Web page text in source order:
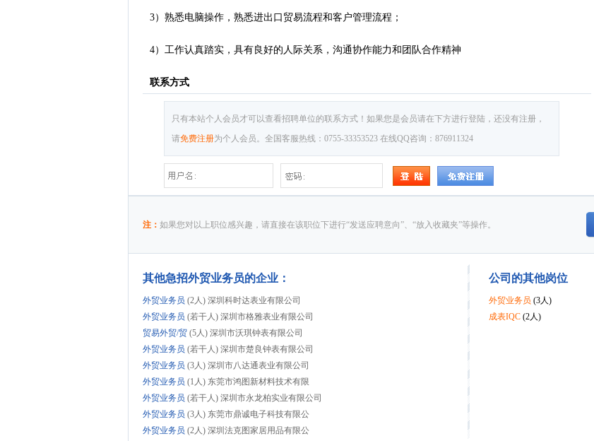
3）熟悉电脑操作，熟悉进出口贸易流程和客户管理流程；
4）工作认真踏实，具有良好的人际关系，沟通协作能力和团队合作精神
联系方式
只有本站个人会员才可以查看招聘单位的联系方式！如果您是会员请在下方进行登陆，还没有注册，
请免费注册为个人会员。全国客服热线：0755-33353523 在线QQ咨询：876911324
注： 如果您对以上职位感兴趣，请直接在该职位下进行“发送应聘意向”、“放入收藏夹”等操作。
其他急招外贸业务员的企业：
外贸业务员 (2人) 深圳科时达表业有限公司
外贸业务员 (若干人) 深圳市格雅表业有限公司
贸易外贸/贸 (5人) 深圳市沃琪钟表有限公司
外贸业务员 (若干人) 深圳市楚良钟表有限公司
外贸业务员 (3人) 深圳市八达通表业有限公司
外贸业务员 (1人) 东莞市鸿图新材料技术有限
外贸业务员 (若干人) 深圳市永龙柏实业有限公司
外贸业务员 (3人) 东莞市鼎诚电子科技有限公
外贸业务员 (2人) 深圳法克图家居用品有限公
公司的其他岗位
外贸业务员 (3人)
成表IQC (2人)